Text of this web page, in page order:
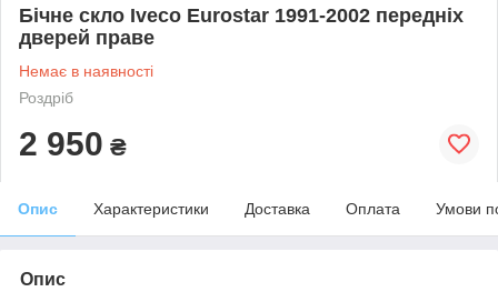
Бічне скло Iveco Eurostar 1991-2002 передніх
дверей праве
Немає в наявності
Роздріб
2 950 ₴
Опис Характеристики Доставка Оплата Умови
Опис